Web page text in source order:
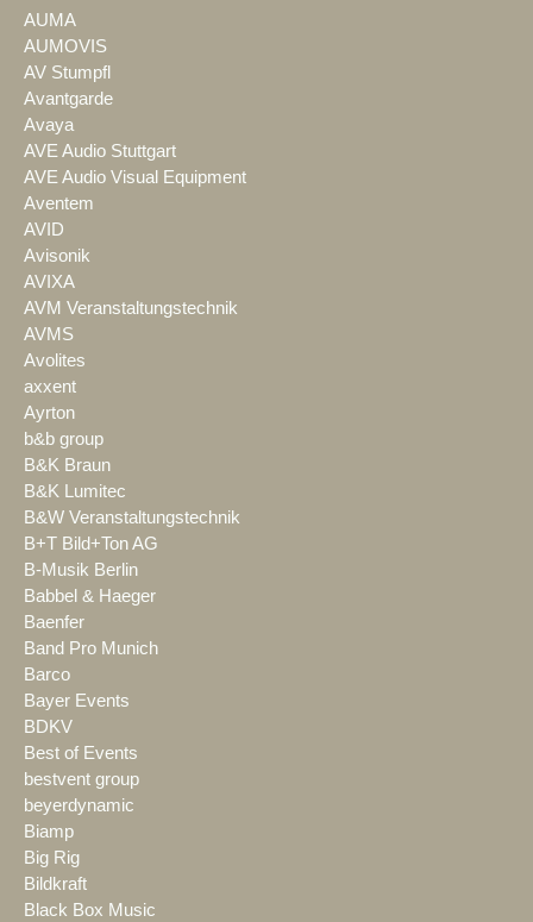
AUMA
AUMOVIS
AV Stumpfl
Avantgarde
Avaya
AVE Audio Stuttgart
AVE Audio Visual Equipment
Aventem
AVID
Avisonik
AVIXA
AVM Veranstaltungstechnik
AVMS
Avolites
axxent
Ayrton
b&b group
B&K Braun
B&K Lumitec
B&W Veranstaltungstechnik
B+T Bild+Ton AG
B-Musik Berlin
Babbel & Haeger
Baenfer
Band Pro Munich
Barco
Bayer Events
BDKV
Best of Events
bestvent group
beyerdynamic
Biamp
Big Rig
Bildkraft
Black Box Music